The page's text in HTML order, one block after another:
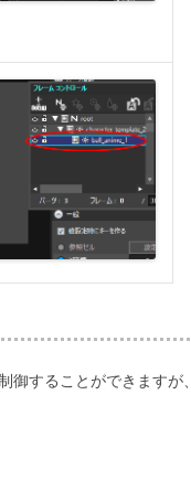
御することができますが、